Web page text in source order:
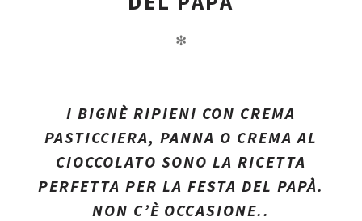
✻
I BIGNÈ RIPIENI CON CREMA
PASTICCIERA, PANNA O CREMA AL
CIOCCOLATO SONO LA RICETTA
PERFETTA PER LA FESTA DEL PAPÀ.
NON C’È OCCASIONE..